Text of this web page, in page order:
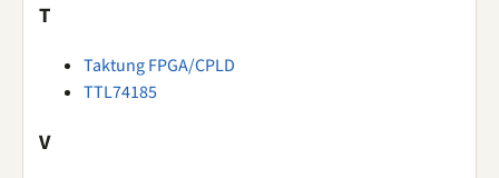
T
Taktung FPGA/CPLD
TTL74185
V